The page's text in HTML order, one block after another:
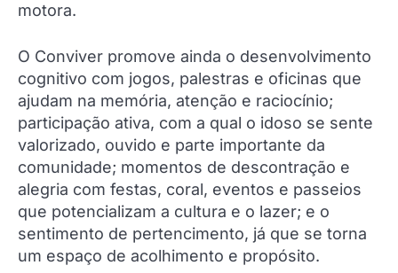
motora.
O Conviver promove ainda o desenvolvimento
cognitivo com jogos, palestras e oficinas que
ajudam na memória, atenção e raciocínio;
participação ativa, com a qual o idoso se sente
valorizado, ouvido e parte importante da
comunidade; momentos de descontração e
alegria com festas, coral, eventos e passeios
que potencializam a cultura e o lazer; e o
sentimento de pertencimento, já que se torna
um espaço de acolhimento e propósito.